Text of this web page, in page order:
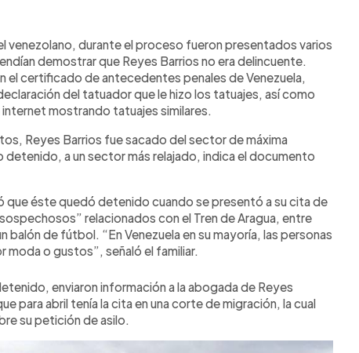
venezolano, durante el proceso fueron presentados varios
demostrar que Reyes Barrios no era delincuente.
el certificado de antecedentes penales de Venezuela,
del tatuador que le hizo los tatuajes, así como
mostrando tatuajes similares.
Reyes Barrios fue sacado del sector de máxima
a un sector más relajado, indica el documento
que éste quedó detenido cuando se presentó a su cita de
relacionados con el Tren de Aragua, entre
balón de fútbol. “En Venezuela en su mayoría, las personas
o gustos”, señaló el familiar.
enviaron información a la abogada de Reyes
para abril tenía la cita en una corte de migración, la cual
su petición de asilo.